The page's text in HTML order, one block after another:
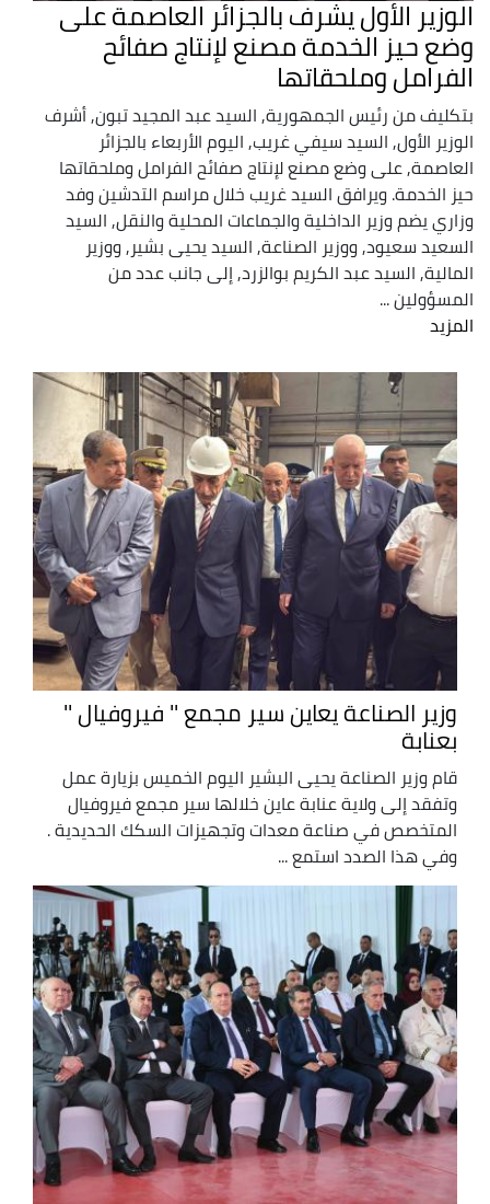
الوزير الأول يشرف بالجزائر العاصمة على
وضع حيز الخدمة مصنع لإنتاج صفائح
الفرامل وملحقاتها
بتكليف من رئيس الجمهورية, السيد عبد المجيد تبون, أشرف
الوزير الأول, السيد سيفي غريب, اليوم الأربعاء بالجزائر
العاصمة, على وضع مصنع لإنتاج صفائح الفرامل وملحقاتها
حيز الخدمة. ويرافق السيد غريب خلال مراسم التدشين وفد
وزاري يضم وزير الداخلية والجماعات المحلية والنقل, السيد
السعيد سعيود, ووزير الصناعة, السيد يحيى بشير, ووزير
المالية, السيد عبد الكريم بوالزرد, إلى جانب عدد من
المسؤولين ...
المزيد
وزير الصناعة يعاين سير مجمع '' فيروفيال ''
بعنابة
قام وزير الصناعة يحيى البشير اليوم الخميس بزيارة عمل
وتفقد إلى ولاية عنابة عاين خلالها سير مجمع فيروفيال
المتخصص في صناعة معدات وتجهيزات السكك الحديدية .
وفي هذا الصدد استمع ...